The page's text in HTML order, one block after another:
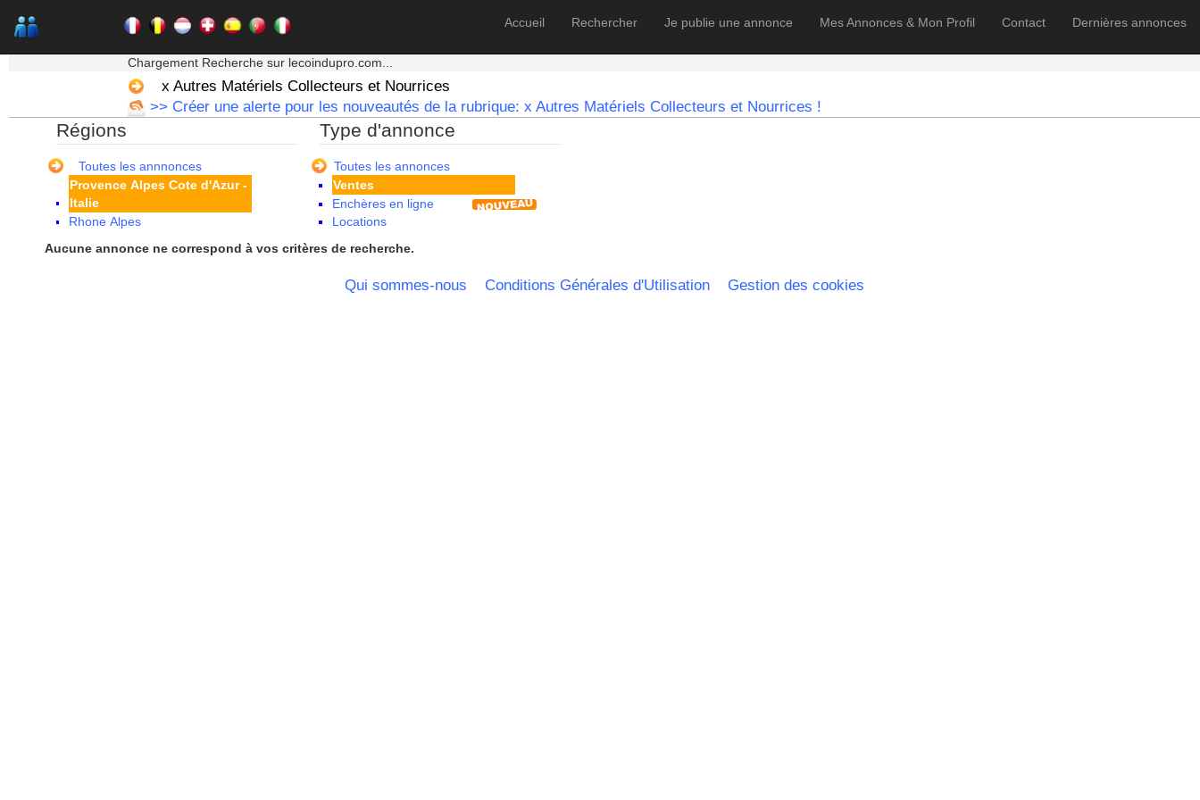
Accueil Rechercher Je publie une annonce Mes Annonces & Mon Profil Contact
Dernières annonces
Chargement Recherche sur lecoindupro.com...
x Autres Matériels Collecteurs et Nourrices
>> Créer une alerte pour les nouveautés de la rubrique: x Autres Matériels Collecteurs et Nourrices !
Régions
Toutes les annnonces
Portugal
Nord Pas de Calais - Belgique -
Pays de la Loire
Picardie
Poitou Charentes
Principauté de Monaco
Provence Alpes Cote d'Azur -
Italie
Rhone Alpes
Type d'annonce
Toutes les annonces
Ventes
Enchères en ligne
Locations
Aucune annonce ne correspond à vos critères de recherche.
Qui sommes-nous Conditions Générales d'Utilisation Gestion des cookies